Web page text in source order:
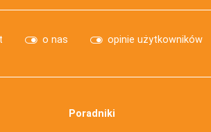
o nas opinie użytkowników
Poradniki